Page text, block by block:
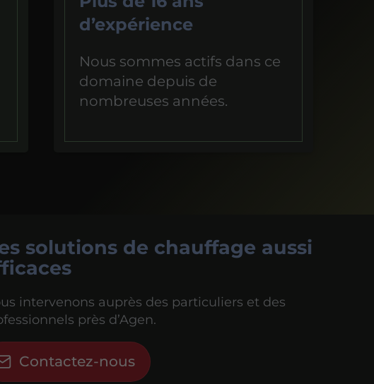
d’expérience
Nous sommes actifs dans ce
domaine depuis de
nombreuses années.
solutions de chauffage aussi
intervenons auprès des particuliers et des
près d’Agen.
Contactez-nous